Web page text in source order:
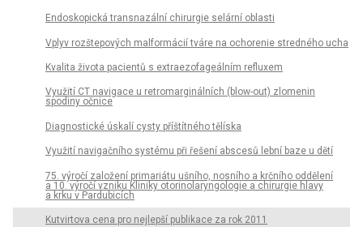
Endoskopická transnazální chirurgie selární oblasti
Vplyv rozštepových malformácií tváre na ochorenie stredného ucha
Kvalita života pacientů s extraezofageálním refluxem
Využití CT navigace u retromarginálních (blow-out) zlomenin
spodiny očnice
Diagnostické úskalí cysty příštítného tělíska
Využití navigačního systému při řešení abscesů lební baze u dětí
75. výročí založení primariátu ušního, nosního a krčního oddělení
a 10. výročí vzniku Kliniky otorinolaryngologie a chirurgie hlavy
a krku v Pardubicích
Kutvirtova cena pro nejlepší publikace za rok 2011